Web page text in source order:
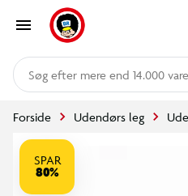
mere end 14.000
Forside Udendørs leg
SPAR
80%